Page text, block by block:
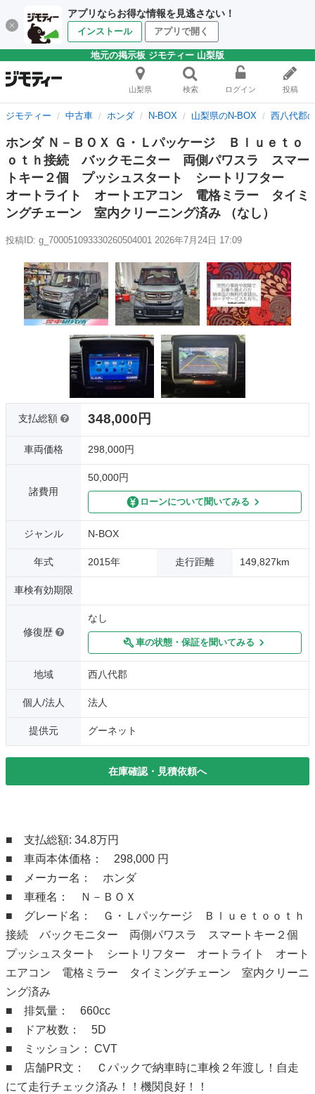
アプリならお得な情報を見逃さない！
インストール アプリで開く
地元の掲示板 ジモティー 山梨版
山梨県 検索 ログイン 投稿
ジモティー 中古車 ホンダ N-BOX 山梨県のN-BOX 西八代郡
ホンダ Ｎ－ＢＯＸ Ｇ・Ｌパッケージ Ｂｌｕｅｔｏ
ｏｔｈ接続 バックモニター 両側パワスラ スマー
トキー２個 プッシュスタート シートリフター
オートライト オートエアコン 電格ミラー タイミ
ングチェーン 室内クリーニング済み （なし）
投稿ID: g_700051093330260504001 2026年7月24日 17:09
支払総額 348,000円
車両価格 298,000円
諸費用
50,000円
ローンについて聞いてみる
ジャンル N-BOX
年式 2015年 走行距離 149,827km
車検有効期限
修復歴
なし
車の状態・保証を聞いてみる
地域 西八代郡
個人/法人 法人
提供元 グーネット
在庫確認・見積依頼へ
■ 支払総額: 34.8万円
■ 車両本体価格： 298,000 円
■ メーカー名： ホンダ
■ 車種名： Ｎ－ＢＯＸ
■ グレード名： Ｇ・Ｌパッケージ Ｂｌｕｅｔｏｏｔｈ
接続 バックモニター 両側パワスラ スマートキー２個
プッシュスタート シートリフター オートライト オート
エアコン 電格ミラー タイミングチェーン 室内クリーニ
ング済み
■ 排気量： 660cc
■ ドア枚数： 5D
■ ミッション： CVT
■ 店舗PR文： Ｃパックで納車時に車検２年渡し！自走
にて走行チェック済み！！機関良好！！